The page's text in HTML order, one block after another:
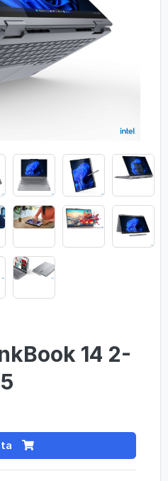
14 2-